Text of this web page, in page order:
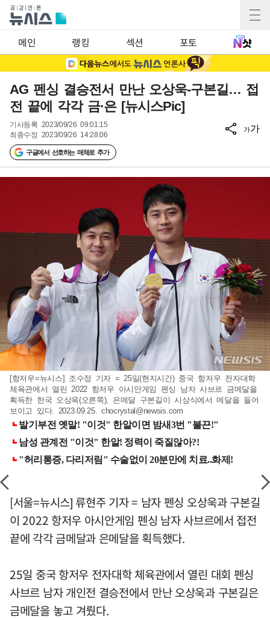
메인 랭킹 섹션 포토
AG 펜싱 결승전서 만난 오상욱-구본길… 접
전 끝에 각각 금·은 [뉴시스Pic]
기사등록 2023/09/26 09:01:15
최종수정 2023/09/26 14:28:06
구글에서 선호하는 매체로 추가
가가
[항저우=뉴시스] 조수정 기자 = 25일(현지시간) 중국 항저우 전자대학
체육관에서 열린 2022 항저우 아시안게임 펜싱 남자 사브르 금메달을
획득한 한국 오상욱(오른쪽), 은메달 구본길이 시상식에서 메달을 들어
보이고 있다. 2023.09.25. chocrystal@newsis.com
[서울=뉴시스] 류현주 기자 = 남자 펜싱 오상욱과 구본길
이 2022 항저우 아시안게임 펜싱 남자 사브르에서 접전
끝에 각각 금메달과 은메달을 획득했다.
25일 중국 항저우 전자대학 체육관에서 열린 대회 펜싱
사브르 남자 개인전 결승전에서 만난 오상욱과 구본길은
금메달을 놓고 겨뤘다.